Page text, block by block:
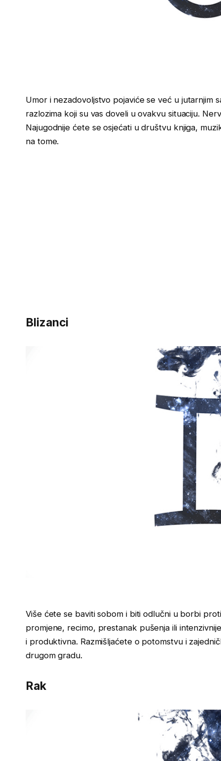
Umor i nezadovoljstvo pojaviće se već u jutarnjim
razlozima koji su vas doveli u ovakvu situaciju.
Najugodnije ćete se osjećati u društvu knjiga,
na tome.
Blizanci
Više ćete se baviti sobom i biti odlučni u borbi
promjene, recimo, prestanak pušenja ili
i produktivna. Razmišljaćete o potomstvu i
drugom gradu.
Rak